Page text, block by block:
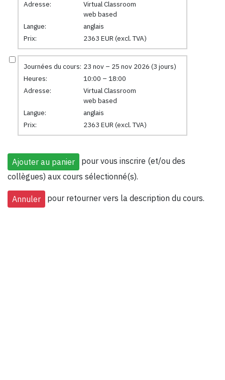
Adresse:
Virtual Classroom
web based
Langue:
anglais
Prix:
2363 EUR (excl. TVA)
Journées du cours: 23 nov – 25 nov 2026 (3 jours)
Heures:
10:00 – 18:00
Adresse:
Virtual Classroom
web based
Langue:
anglais
Prix:
2363 EUR (excl. TVA)
pour vous inscrire (et/ou des
collègues) aux cours sélectionné(s).
pour retourner vers la description du cours.